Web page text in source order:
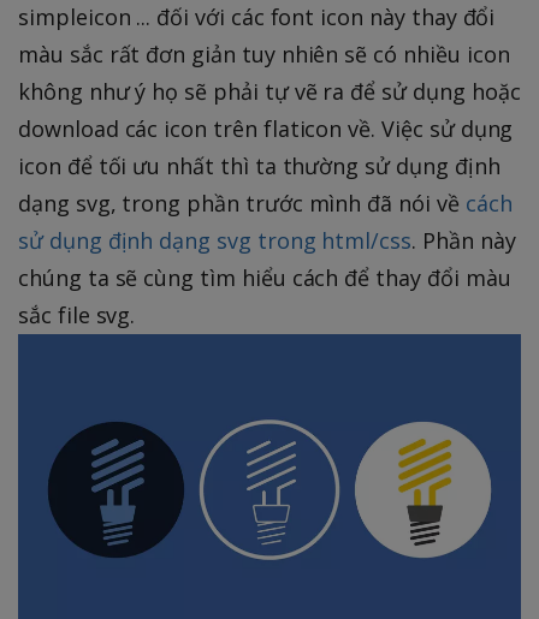
simpleicon ... đối với các font icon này thay đổi
màu sắc rất đơn giản tuy nhiên sẽ có nhiều icon
không như ý họ sẽ phải tự vẽ ra để sử dụng hoặc
download các icon trên flaticon về. Việc sử dụng
icon để tối ưu nhất thì ta thường sử dụng định
dạng svg, trong phần trước mình đã nói về cách
sử dụng định dạng svg trong html/css. Phần này
chúng ta sẽ cùng tìm hiểu cách để thay đổi màu
sắc file svg.